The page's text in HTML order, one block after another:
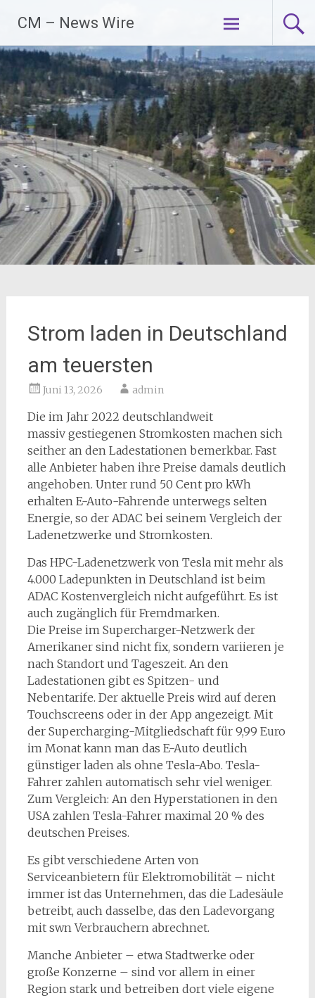
Inhalt
springen
CM – News Wire
Strom laden in Deutschland
am teuersten
Juni 13, 2026 admin
Die im Jahr 2022 deutschlandweit
massiv gestiegenen Stromkosten machen sich
seither an den Ladestationen bemerkbar. Fast
alle Anbieter haben ihre Preise damals deutlich
angehoben. Unter rund 50 Cent pro kWh
erhalten E-Auto-Fahrende unterwegs selten
Energie, so der ADAC bei seinem Vergleich der
Ladenetzwerke und Stromkosten.
Das HPC-Ladenetzwerk von Tesla mit mehr als
4.000 Ladepunkten in Deutschland ist beim
ADAC Kostenvergleich nicht aufgeführt. Es ist
auch zugänglich für Fremdmarken.
Die Preise im Supercharger-Netzwerk der
Amerikaner sind nicht fix, sondern variieren je
nach Standort und Tageszeit. An den
Ladestationen gibt es Spitzen- und
Nebentarife. Der aktuelle Preis wird auf deren
Touchscreens oder in der App angezeigt. Mit
der Supercharging-Mitgliedschaft für 9,99 Euro
im Monat kann man das E-Auto deutlich
günstiger laden als ohne Tesla-Abo. Tesla-
Fahrer zahlen automatisch sehr viel weniger.
Zum Vergleich: An den Hyperstationen in den
USA zahlen Tesla-Fahrer maximal 20 % des
deutschen Preises.
Es gibt verschiedene Arten von
Serviceanbietern für Elektromobilität – nicht
immer ist das Unternehmen, das die Ladesäule
betreibt, auch dasselbe, das den Ladevorgang
mit swn Verbrauchern abrechnet.
Manche Anbieter – etwa Stadtwerke oder
große Konzerne – sind vor allem in einer
Region stark und betreiben dort viele eigene